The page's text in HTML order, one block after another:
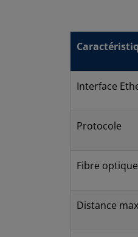
Interface
Protocole
Fibre optique
Distance